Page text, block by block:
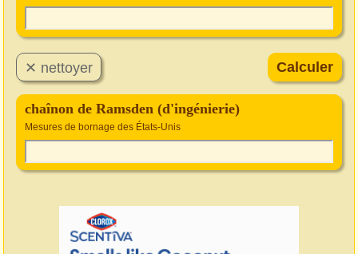
chaînon de Ramsden (d'ingénierie)
Mesures de bornage des États-Unis